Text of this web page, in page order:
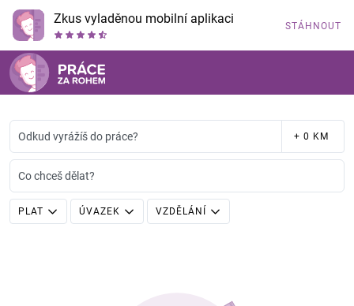
Zkus vyladěnou mobilní aplikaci STÁHNOUT
Odkud vyrážíš do práce? + 0 KM
Co chceš dělat?
PLAT ÚVAZEK VZDĚLÁNÍ